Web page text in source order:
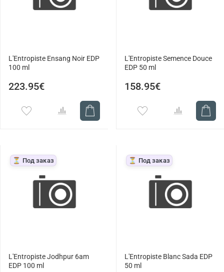
L'Entropiste Ensang Noir EDP
100 ml
223.95€
L'Entropiste Semence Douce
EDP 50 ml
158.95€
⏳ Под заказ
L'Entropiste Jodhpur 6am
EDP 100 ml
⏳ Под заказ
L'Entropiste Blanc Sada EDP
50 ml